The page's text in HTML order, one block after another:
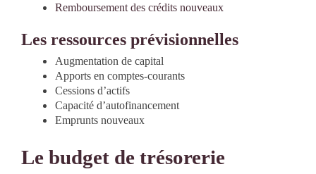
Remboursement des crédits nouveaux
Les ressources prévisionnelles
Augmentation de capital
Apports en comptes-courants
Cessions d’actifs
Capacité d’autofinancement
Emprunts nouveaux
Le budget de trésorerie